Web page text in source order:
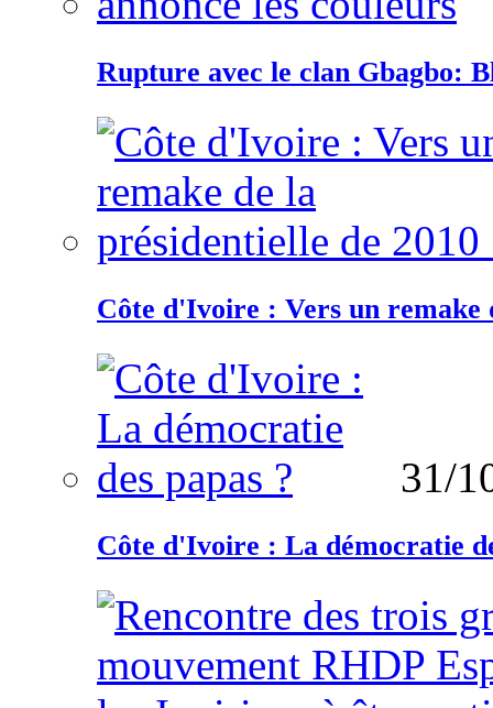
Rupture avec le clan Gbagbo:
Côte d'Ivoire : Vers un remake
31/
Côte d'Ivoire : La démocratie